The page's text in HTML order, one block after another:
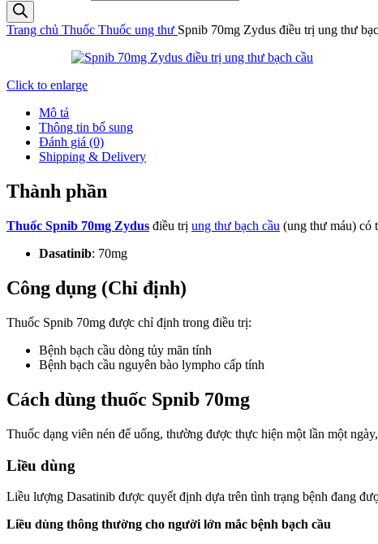
Trang chủ Thuốc Thuốc ung thư Spnib 70mg Zydus điều trị ung thư
Click to enlarge
Mô tả
Thông tin bổ sung
Đánh giá (0)
Shipping & Delivery
Thành phần
Thuốc Spnib 70mg Zydus điều trị ung thư bạch cầu (ung thư máu) có
Dasatinib: 70mg
Công dụng (Chỉ định)
Thuốc Spnib 70mg được chỉ định trong điều trị:
Bệnh bạch cầu dòng tủy mãn tính
Bệnh bạch cầu nguyên bào lympho cấp tính
Cách dùng thuốc Spnib 70mg
Thuốc dạng viên nén để uống, thường được thực hiện một lần một
Liều dùng
Liều lượng Dasatinib được quyết định dựa trên tình trạng bệnh đang
Liều dùng thông thường cho người lớn mắc bệnh bạch cầu